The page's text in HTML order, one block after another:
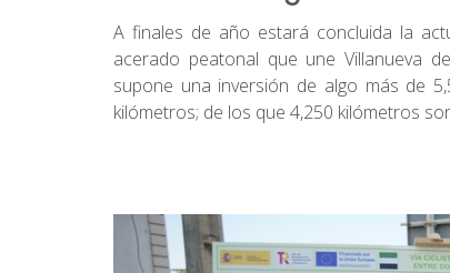
A finales de año estará concluida la
acerado peatonal que une Villanueva
supone una inversión de algo más de
kilómetros; de los que 4,250 kilómetros